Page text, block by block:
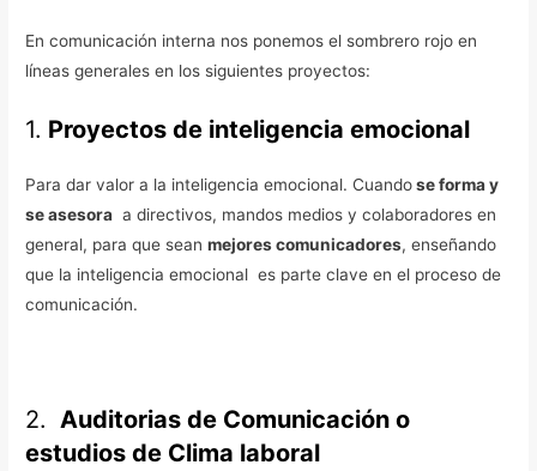
En comunicación interna nos ponemos el sombrero rojo en
líneas generales en los siguientes proyectos:
1. Proyectos de inteligencia emocional
Para dar valor a la inteligencia emocional. Cuandose forma y
se asesora a directivos, mandos medios y colaboradores en
general, para que seanmejores comunicadores, enseñando
que la inteligencia emocional es parte clave en el proceso de
comunicación.
2. Auditorias de Comunicación o
estudios de Clima laboral